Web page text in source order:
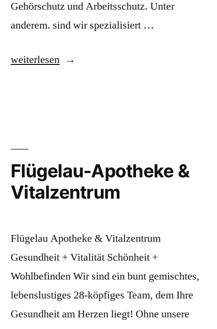
Gehörschutz und Arbeitsschutz. Unter
anderem. sind wir spezialisiert …
„Götz
weiterlesen
Flügelau-Apotheke &
Vitalzentrum
Flügelau Apotheke & Vitalzentrum
Gesundheit + Vitalität Schönheit +
Wohlbefinden Wir sind ein bunt gemischtes,
lebenslustiges 28-köpfiges Team, dem Ihre
Gesundheit am Herzen liegt! Ohne unsere